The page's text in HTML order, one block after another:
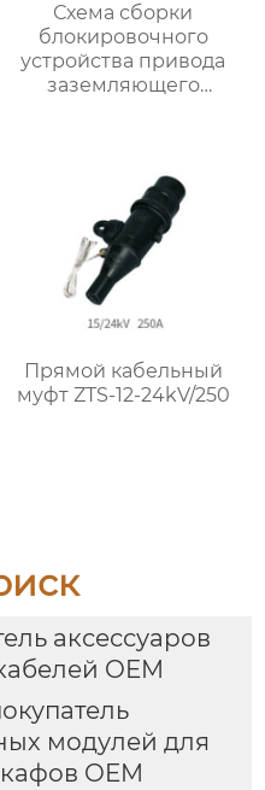
Схема сборки
блокировочного
устройства привода
заземляющего
рычажного
механизма) (с
концентрическим
валом)
Прямой кабельный
муфт ZTS-12-24kV/250
аксессуаров
OEM
модулей для
OEM